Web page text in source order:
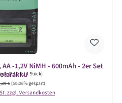
-1,2V NiMH - 600mAh - 2er Set
(2,10 € / 1 Stück)
Preis:
€(50.06% gespart)
zzgl. Versandkosten